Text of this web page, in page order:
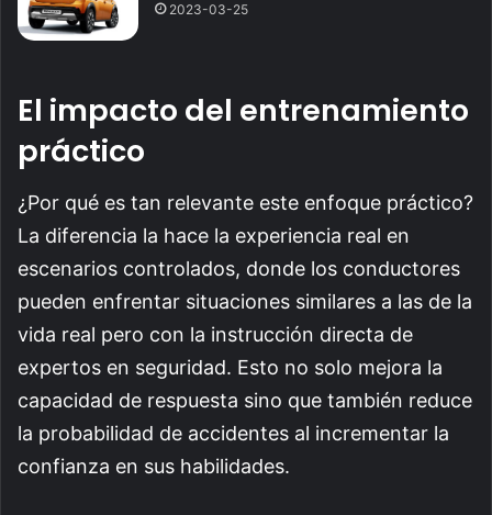
2023-03-25
El impacto del entrenamiento
práctico
¿Por qué es tan relevante este enfoque práctico?
La diferencia la hace la experiencia real en
escenarios controlados, donde los conductores
pueden enfrentar situaciones similares a las de la
vida real pero con la instrucción directa de
expertos en seguridad. Esto no solo mejora la
capacidad de respuesta sino que también reduce
la probabilidad de accidentes al incrementar la
confianza en sus habilidades.